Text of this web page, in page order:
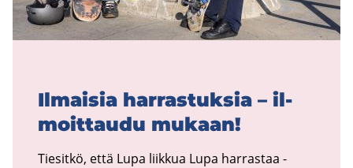
Il­mai­sia har­ras­tuk­sia – il­
moit­tau­du mu­kaan!
Tie­sit­kö, että Lupa liik­kua Lupa har­ras­taa -​